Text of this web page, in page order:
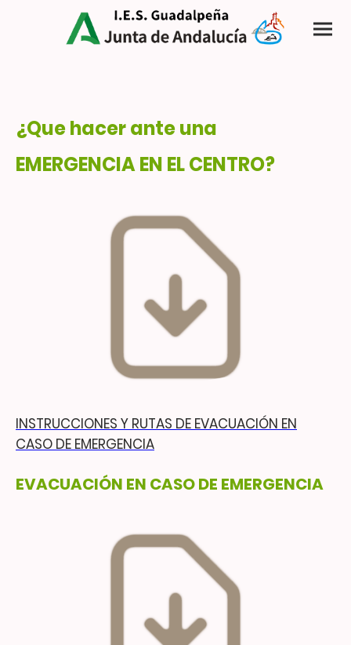
¿Que hacer ante una
EMERGENCIA EN EL CENTRO?
INSTRUCCIONES Y RUTAS DE EVACUACIÓN EN
CASO DE EMERGENCIA
EVACUACIÓN EN CASO DE EMERGENCIA